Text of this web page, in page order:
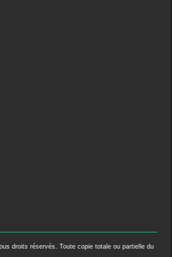
droits réservés. Toute copie totale ou partielle du